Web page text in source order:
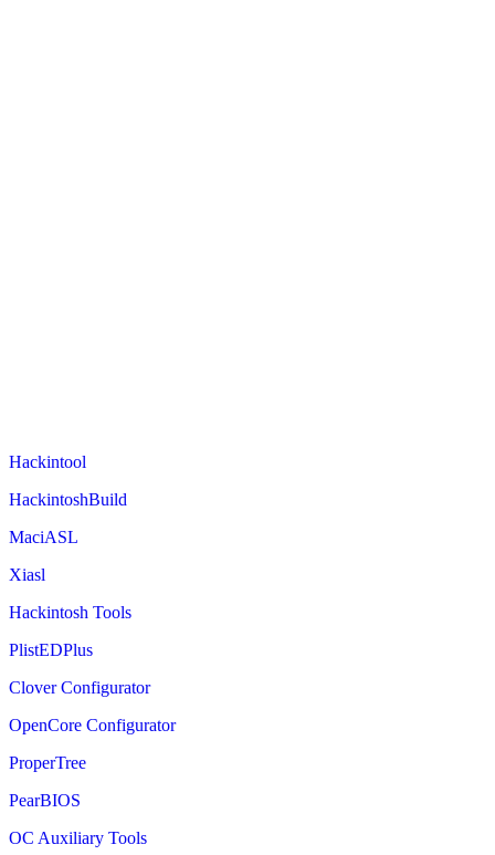
Hackintool
HackintoshBuild
MaciASL
Xiasl
Hackintosh Tools
PlistEDPlus
Clover Configurator
OpenCore Configurator
ProperTree
PearBIOS
OC Auxiliary Tools